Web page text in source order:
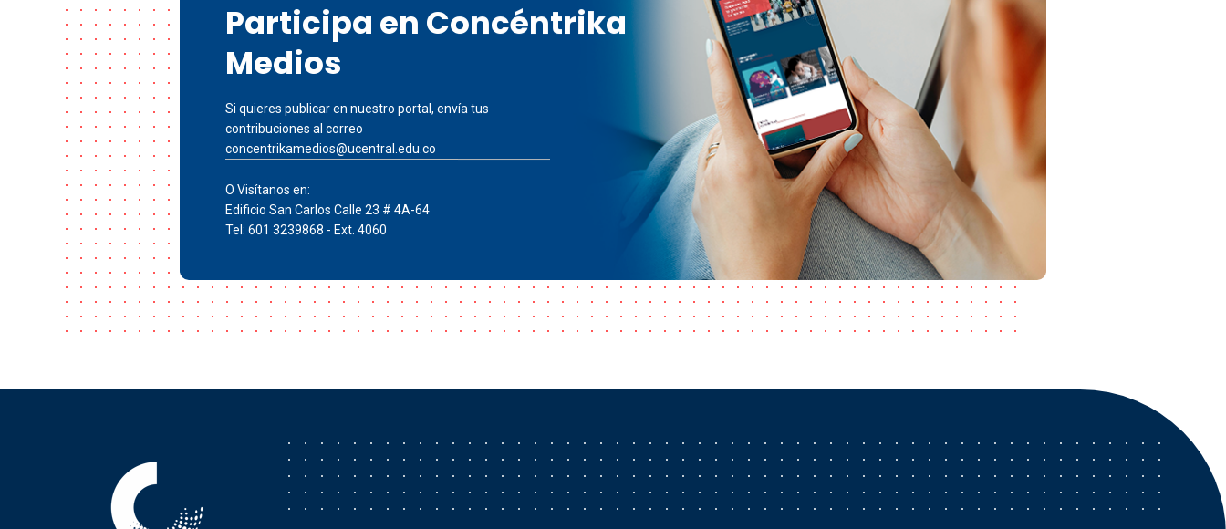
Participa en Concéntrika
Medios
Si quieres publicar en nuestro portal, envía tus
contribuciones al correo
concentrikamedios@ucentral.edu.co
O Visítanos en:
Edificio San Carlos Calle 23 # 4A-64
Tel: 601 3239868 - Ext. 4060